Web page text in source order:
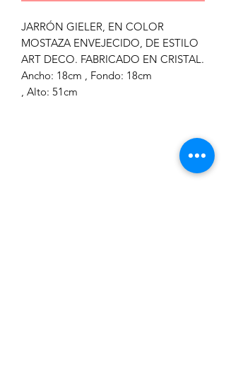
JARRÓN GIELER, EN COLOR
MOSTAZA ENVEJECIDO, DE ESTILO
ART DECO. FABRICADO EN CRISTAL.
Ancho: 18cm , Fondo: 18cm
, Alto: 51cm